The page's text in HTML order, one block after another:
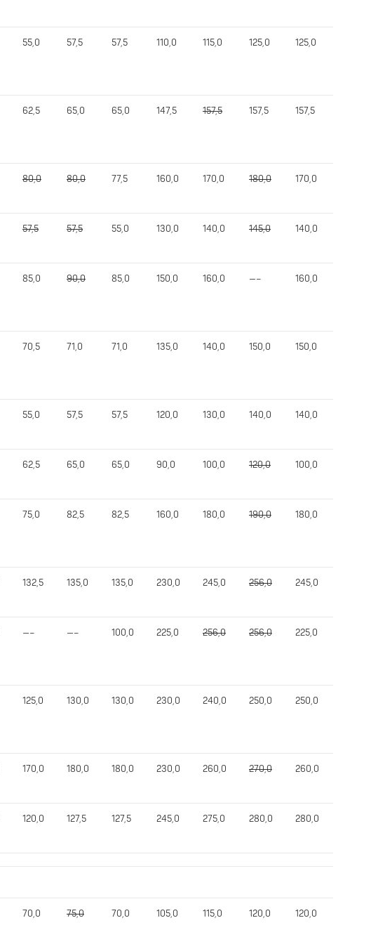
55,0 57,5 57,5 110,0 115,0 125,0 125,0
62,5 65,0 65,0 147,5 157,5 157,5 157,5
80,0 80,0 77,5 160,0 170,0 180,0 170,0
57,5 57,5 55,0 130,0 140,0 145,0 140,0
85,0 90,0 85,0 150,0 160,0 —– 160,0
70,5 71,0 71,0 135,0 140,0 150,0 150,0
55,0 57,5 57,5 120,0 130,0 140,0 140,0
62,5 65,0 65,0 90,0 100,0 120,0 100,0
75,0 82,5 82,5 160,0 180,0 190,0 180,0
132,5 135,0 135,0 230,0 245,0 256,0 245,0
—– —– 100,0 225,0 256,0 256,0 225,0
125,0 130,0 130,0 230,0 240,0 250,0 250,0
170,0 180,0 180,0 230,0 260,0 270,0 260,0
120,0 127,5 127,5 245,0 275,0 280,0 280,0
70,0 75,0 70,0 105,0 115,0 120,0 120,0